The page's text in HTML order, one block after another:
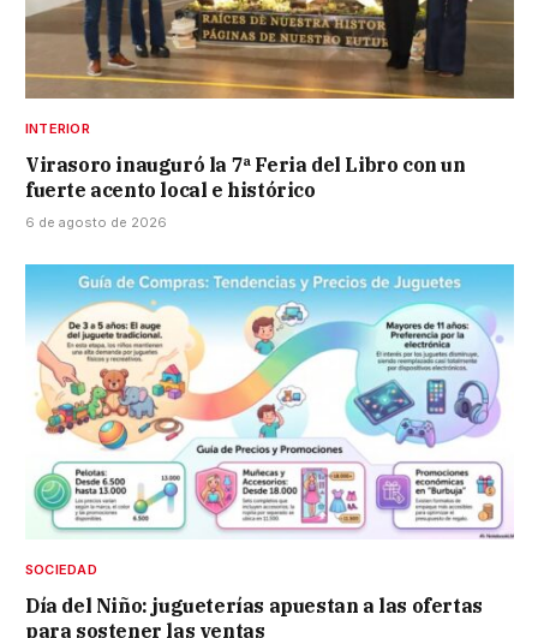
INTERIOR
Virasoro inauguró la 7ª Feria del Libro con un
fuerte acento local e histórico
6 de agosto de 2026
SOCIEDAD
Día del Niño: jugueterías apuestan a las ofertas
para sostener las ventas